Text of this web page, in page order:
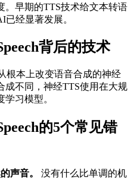
。早期的TTS技术给文本转语
经显著发展。
背后的技术
根本上改变语音合成的神经
成不同，神经TTS使用在大规
习模型。
的5个常见错
声音。
没有什么比单调的机